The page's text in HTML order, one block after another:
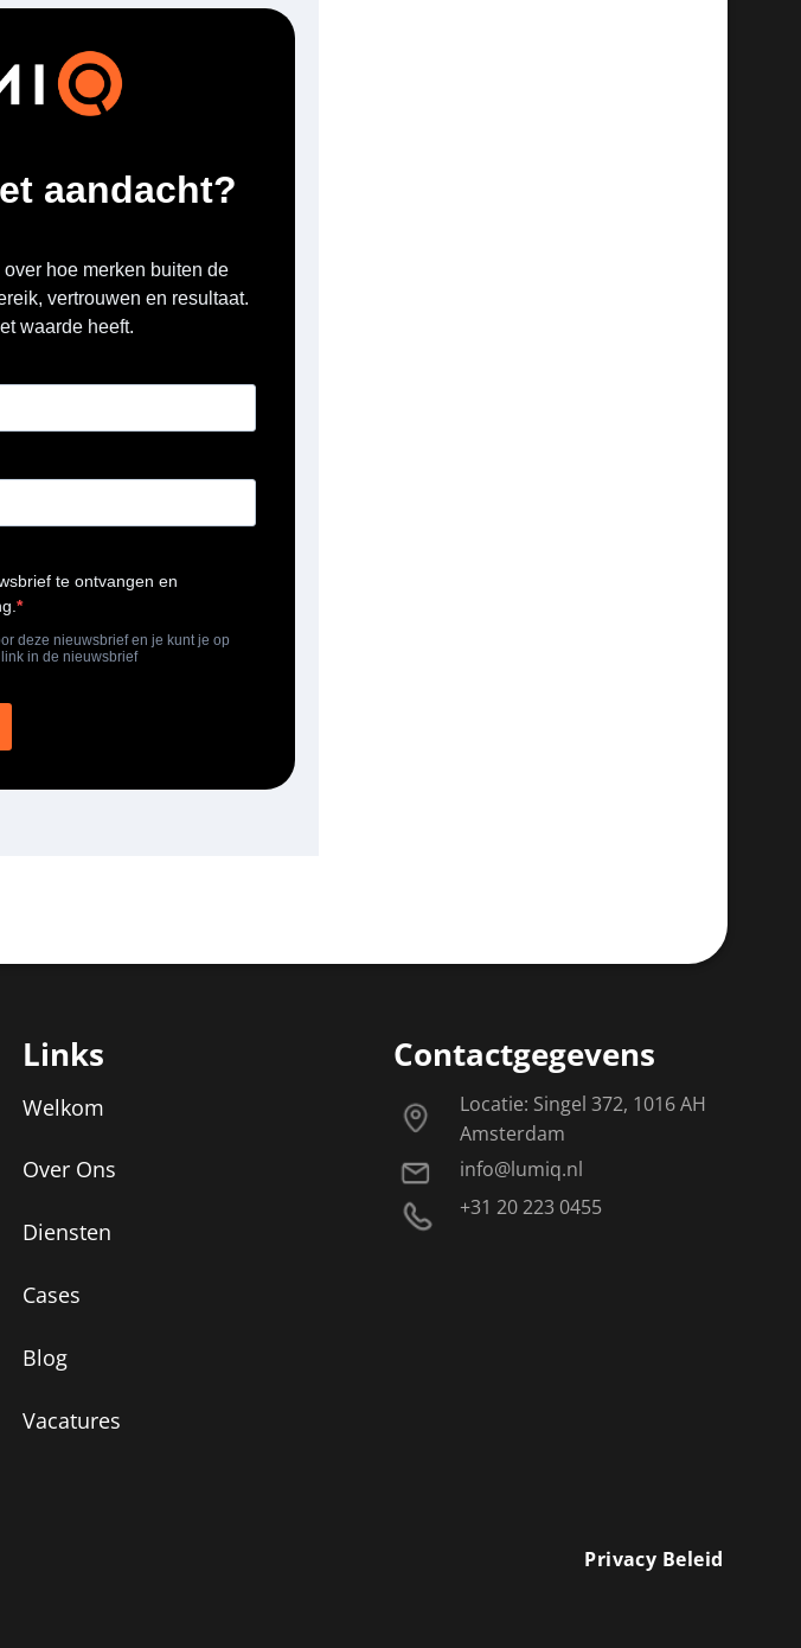
Links
Welkom
Over Ons
Diensten
Cases
Blog
Vacatures
Contactgegevens
Locatie: Singel 372, 1016 AH
Amsterdam
info@lumiq.nl
+31 20 223 0455
Privacy Beleid